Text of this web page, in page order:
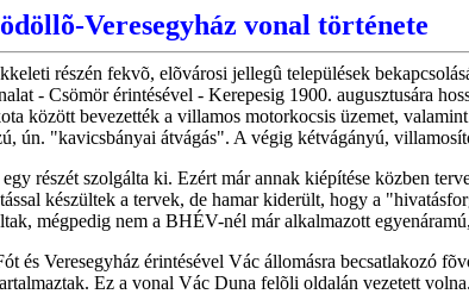
Veresegyház vonal története
részén fekvõ, elõvárosi jellegû települések
- Csömör érintésével - Kerepesig 1900. augusztusára
között bevezették a villamos motorkocsis üzemet,
ún. "kavicsbányai átvágás". A végig kétvágányú,
részét szolgálta ki. Ezért már annak kiépítése közben
készültek a tervek, de hamar kiderült, hogy a
mégpedig nem a BHÉV-nél már alkalmazott
Veresegyház érintésével Vác állomásra becsatlakozó
Ez a vonal Vác Duna felõli oldalán vezetett